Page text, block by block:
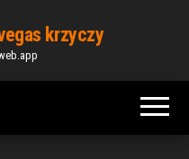
krzyczy